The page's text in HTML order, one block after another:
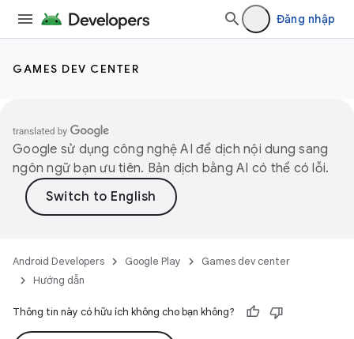
Đăng nhập
GAMES DEV CENTER
Google sử dụng công nghệ AI để dịch nội dung sang
ngôn ngữ bạn ưu tiên. Bản dịch bằng AI có thể có lỗi.
Android Developers Google Play
Games dev center
Hướng dẫn
Thông tin này có hữu ích không cho bạn không?